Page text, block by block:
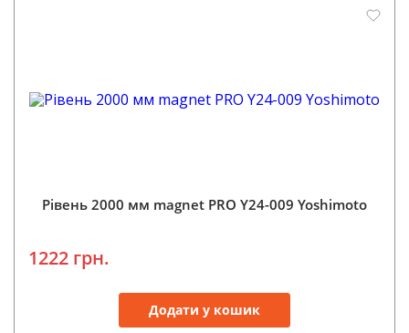
Рівень 2000 мм magnet PRO Y24-009 Yoshimoto
1222 грн.
Додати у кошик